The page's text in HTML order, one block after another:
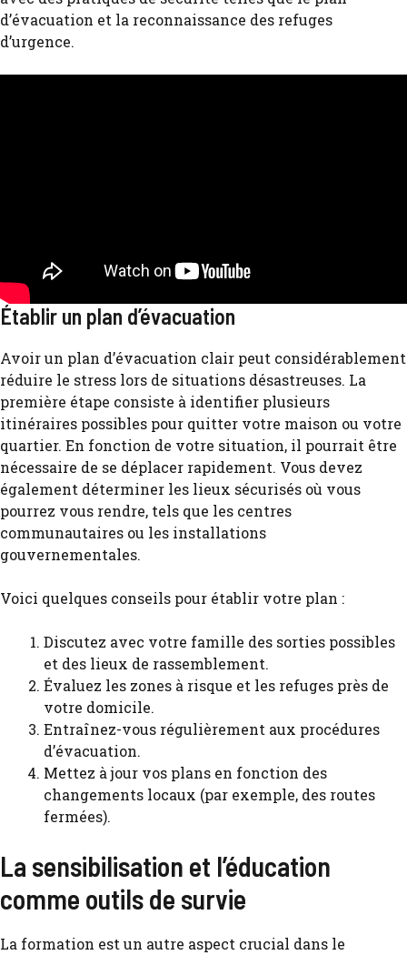
d’évacuation et la reconnaissance des refuges
d’urgence.
Établir un plan d’évacuation
Avoir un plan d’évacuation clair peut considérablement
réduire le stress lors de situations désastreuses. La
première étape consiste à identifier plusieurs
itinéraires possibles pour quitter votre maison ou votre
quartier. En fonction de votre situation, il pourrait être
nécessaire de se déplacer rapidement. Vous devez
également déterminer les lieux sécurisés où vous
pourrez vous rendre, tels que les centres
communautaires ou les installations
gouvernementales.
Voici quelques conseils pour établir votre plan :
Discutez avec votre famille des sorties possibles
et des lieux de rassemblement.
Évaluez les zones à risque et les refuges près de
votre domicile.
Entraînez-vous régulièrement aux procédures
d’évacuation.
Mettez à jour vos plans en fonction des
changements locaux (par exemple, des routes
fermées).
La sensibilisation et l’éducation
comme outils de survie
La formation est un autre aspect crucial dans le